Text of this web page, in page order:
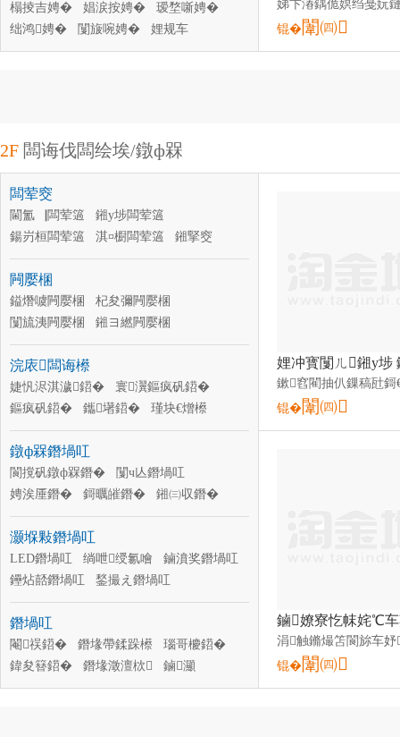
榻掕吉娉� 娼涙按娉�
瑷堥噺娉�
绌鸿娉�
闅旇啘娉�
娌规车
娴佺▼娉�
闆㈠績娉�
鑰愯厫铦曟车
锟�闈㈣
2F 闆诲伐闆绘埃/鐓ф槑
闆荤窔
閫氳▕闆荤簻
鎺у埗闆荤簻
鍚岃桓闆荤簻
淇¤櫉闆荤簻
鎺掔窔
闆诲瓙绶�
闆绘簮绶�
绲曠罚灏庣窔
闊抽牷绶�
闆绘埃鐢ㄩ浕绾�
婕嗗寘绶�
闁嬮棞
鎰熸噳闁嬮棞
杞夋彌闁嬮棞
闅旈洟闁嬮棞
鎺ヨ繎闁嬮棞
琛岀▼闁嬮棞
鎸夐垥闁嬮棞
澹撳姏闁嬮棞
寰嫊闁嬮棞
澧诲闁嬮棞
鍊掗爢闁嬮棞
闄愪綅闁嬮棞
浣庡闆诲櫒
婕忛浕淇濊鍣�
寰瀷鏂疯矾鍣�
鏂疯矾鍣�
鑴墸鍣�
瑾块€熷櫒
闆绘姉鍣�
浣庡闁嬮棞鏌�
浣庡鐔旀柗鍣�
璧峰嫊鍣�
涓讳护闆诲櫒
浣庡鎺у埗鍣�
鐓ф槑鐕堝叿
閬撹矾鐓ф槑鐕�
闅ч亾鐕堝叿
娉涘厜鐕�
鎶曞皠鐕�
鎺㈢収鐕�
鑽夊潽鐕�
鍩嬪湴鐕�
楂樻】鐕�
搴櫌鐕�
鏅鐕�
澶櫧鑳界噲
灏堢敤鐕堝叿
LED鐕堝叿 绱呭绶氱噲
鏀濆奖鐕堝叿
鑸炶嚭鐕堝叿
鍫撮え鐕堝叿
寤ｅ憡鐕堝叿
姘翠笅鐕堝叿
闃茬垎鐕堝叿
婊呰殜鐕�
瑁濋＞鐕堜覆
鐕堝叿
閹祦鍣� 鐕堟帶鍒跺櫒
瑙哥櫦鍣�
鍏夋簮鍣�
鐕堟澂澶栨
鏀灦
鐕堥牠
鐕堢洡 鐕堟煴鐕堟】
鐕堢僵
锟�闈㈣
锟�闈㈣